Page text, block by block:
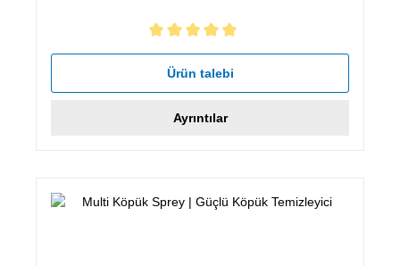
5 yıldız üzerinden 5 ortalama puanı
Ürün talebi
Ayrıntılar